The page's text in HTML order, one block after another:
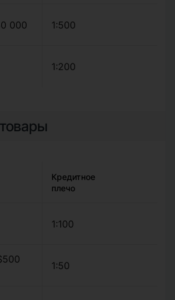
000 1:500
1:200
Кредитное
плечо
1:100
1:50